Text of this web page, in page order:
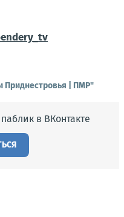
Приднестровья | ПМР"
в ВКонтакте